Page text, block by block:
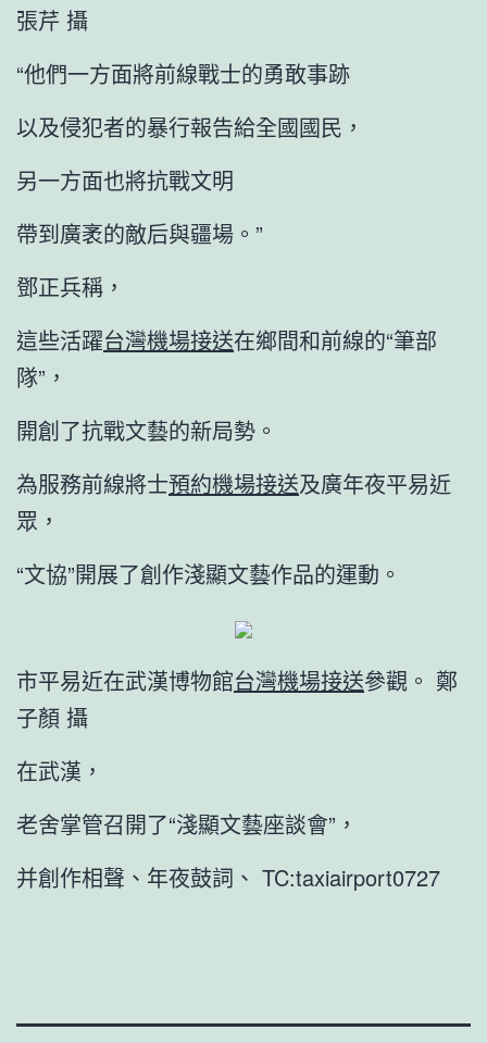
張芹 攝
“他們一方面將前線戰士的勇敢事跡
以及侵犯者的暴行報告給全國國民，
另一方面也將抗戰文明
帶到廣袤的敵后與疆場。”
鄧正兵稱，
這些活躍台灣機場接送在鄉間和前線的“筆部
隊”，
開創了抗戰文藝的新局勢。
為服務前線將士預約機場接送及廣年夜平易近
眾，
“文協”開展了創作淺顯文藝作品的運動。
市平易近在武漢博物館台灣機場接送參觀。 鄭
子顏 攝
在武漢，
老舍掌管召開了“淺顯文藝座談會”，
并創作相聲、年夜鼓詞、 TC:taxiairport0727